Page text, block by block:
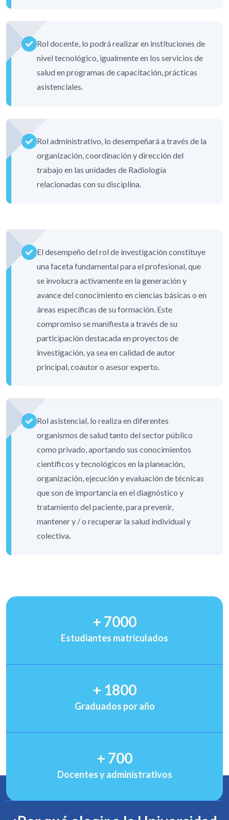
Rol docente, lo podrá realizar en instituciones de
nivel tecnológico, igualmente en los servicios de
salud en programas de capacitación, prácticas
asistenciales.
Rol administrativo, lo desempeñará a través de la
organización, coordinación y dirección del
trabajo en las unidades de Radiología
relacionadas con su disciplina.
El desempeño del rol de investigación constituye
una faceta fundamental para el profesional, que
se involucra activamente en la generación y
avance del conocimiento en ciencias básicas o en
áreas específicas de su formación. Este
compromiso se manifiesta a través de su
participación destacada en proyectos de
investigación, ya sea en calidad de autor
principal, coautor o asesor experto.
Rol asistencial, lo realiza en diferentes
organismos de salud tanto del sector público
como privado, aportando sus conocimientos
científicos y tecnológicos en la planeación,
organización, ejecución y evaluación de técnicas
que son de importancia en el diagnóstico y
tratamiento del paciente, para prevenir,
mantener y / o recuperar la salud individual y
colectiva.
+ 7000
Estudiantes matriculados
+ 1800
Graduados por año
+ 700
Docentes y administrativos